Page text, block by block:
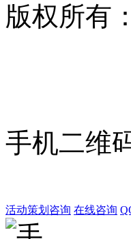
版权所有
手机二维
活动策划咨询 在线咨询